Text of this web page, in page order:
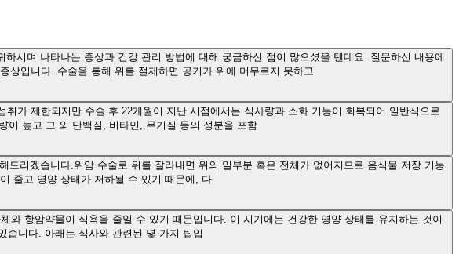
하시며 나타나는 증상과 건강 관리 방법에 대해 궁금하신 점이 많으셨을 텐데요. 질문하신 내용에
상입니다. 수술을 통해 위를 절제하면 공기가 위에 머무르지 못하고
가 제한되지만 수술 후 22개월이 지난 시점에서는 식사량과 소화 기능이 회복되어 일반식으로
이 높고 그 외 단백질, 비타민, 무기질 등의 성분을 포함
리겠습니다.위암 수술로 위를 잘라내면 위의 일부분 혹은 전체가 없어지므로 음식물 저장 기능
줄고 영양 상태가 저하될 수 있기 때문에, 다
와 항암약물이 식욕을 줄일 수 있기 때문입니다. 이 시기에는 건강한 영양 상태를 유지하는 것이
습니다. 아래는 식사와 관련된 몇 가지 팁입